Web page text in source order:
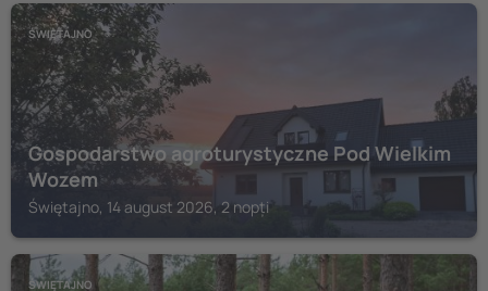
ŚWIĘTAJNO
Gospodarstwo agroturystyczne Pod Wielkim
Wozem
Świętajno, 14 august 2026, 2 nopți
ŚWIĘTAJNO